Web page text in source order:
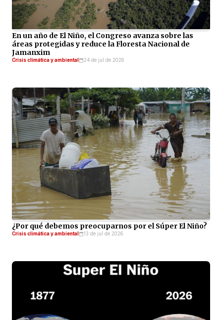
En un año de El Niño, el Congreso avanza sobre las
áreas protegidas y reduce la Floresta Nacional de
Jamanxim
Crisis climática y ambiental 24 de jul de 2026
¿Por qué debemos preocuparnos por el Súper El Niño?
Crisis climática y ambiental 13 de jul de 2026